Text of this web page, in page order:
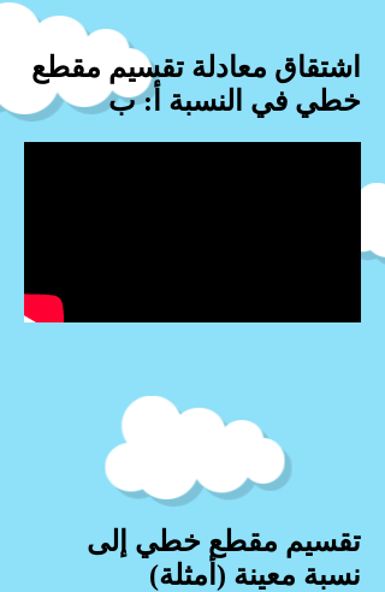
اشتقاق معادلة تقسيم مقطع
خطي في النسبة أ: ب
تقسيم مقطع خطي إلى
نسبة معينة (أمثلة)